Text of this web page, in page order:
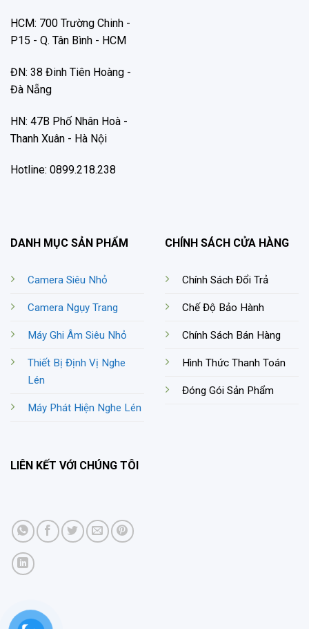
HCM: 700 Trường Chinh -
P15 - Q. Tân Bình - HCM
ĐN: 38 Đinh Tiên Hoàng -
Đà Nẵng
HN: 47B Phố Nhân Hoà -
Thanh Xuân - Hà Nội
Hotline: 0899.218.238
DANH MỤC SẢN PHẨM
Camera Siêu Nhỏ
Camera Ngụy Trang
Máy Ghi Âm Siêu Nhỏ
Thiết Bị Định Vị Nghe
Lén
Máy Phát Hiện Nghe Lén
CHÍNH SÁCH CỬA HÀNG
Chính Sách Đổi Trả
Chế Độ Bảo Hành
Chính Sách Bán Hàng
Hình Thức Thanh Toán
Đóng Gói Sản Phẩm
LIÊN KẾT VỚI CHÚNG TÔI